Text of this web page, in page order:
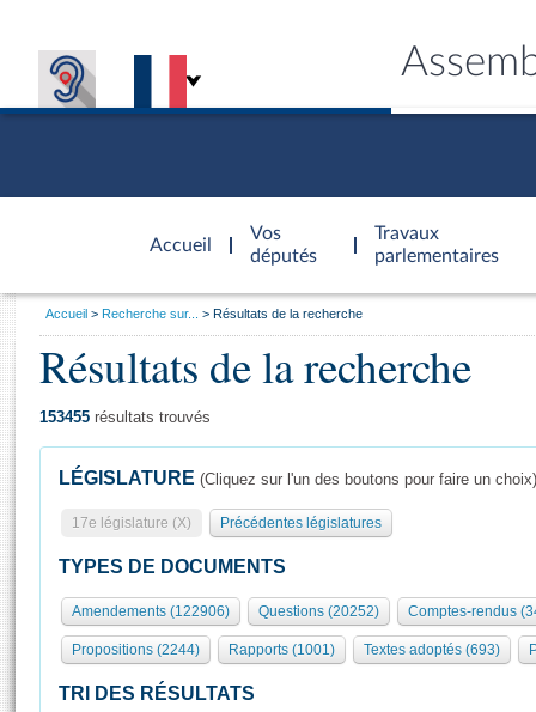
Accueil
d'accueil
Vos
députés
Travaux
parlementaires
Présidence
577 députés
Groupes politiques
Séance publique
Commissions et autres organes
Europe et International
Général
Rôle et pouvoirs de l'Assemblée
Organisation de l'Assemblée
Présidence Conférence des Présidents Bureau Collège des
Visiter l'Assemblée
Visite virtuelle du palais Bourbon
Assister à une séance
Vous
Accueil Recherche sur... Résultats de la recherche
Résultats de la recherche
153455 résultats trouvés
LÉGISLATURE (Cliquez sur l'un des boutons pour faire un choix)
17e législature (X) Précédentes législatures
TYPES DE DOCUMENTS
Amendements (122906) Questions (20252) Comptes-rendus
Propositions (2244) Rapports (1001) Textes adoptés (693)
TRI DES RÉSULTATS